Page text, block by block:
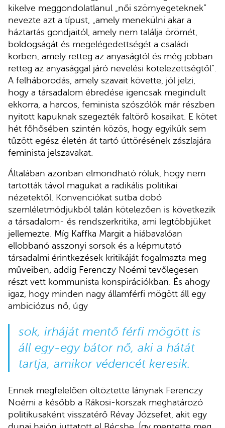
kikelve meggondolatlanul „női szörnyegeteknek”
nevezte azt a típust, „amely menekülni akar a
háztartás gondjaitól, amely nem találja örömét,
boldogságát és megelégedettségét a családi
körben, amely retteg az anyaságtól és még jobban
retteg az anyasággal járó nevelési kötelezettségtől”.
A felháborodás, amely szavait követte, jól jelzi,
hogy a társadalom ébredése igencsak megindult
ekkorra, a harcos, feminista szószólók már részben
nyitott kapuknak szegezték faltörő kosaikat. E kötet
hét főhősében szintén közös, hogy egyikük sem
tűzött egész életén át tartó úttörésének zászlajára
feminista jelszavakat.
Általában azonban elmondható róluk, hogy nem
tartották távol magukat a radikális politikai
nézetektől. Konvenciókat sutba dobó
szemléletmódjukból talán kötelezően is következik
a társadalom- és rendszerkritika, ami legtöbbjüket
jellemezte. Míg Kaffka Margit a hiábavalóan
ellobbanó asszonyi sorsok és a képmutató
társadalmi érintkezések kritikáját fogalmazta meg
műveiben, addig Ferenczy Noémi tevőlegesen
részt vett kommunista konspirációkban. És ahogy
igaz, hogy minden nagy államférfi mögött áll egy
ambiciózus nő, úgy
sok, irháját mentő férfi mögött is
áll egy-egy bátor nő, aki a hátát
tartja, amikor védencét keresik.
Ennek megfelelően öltöztette lánynak Ferenczy
Noémi a később a Rákosi-korszak meghatározó
politikusaként visszatérő Révay Józsefet, akit egy